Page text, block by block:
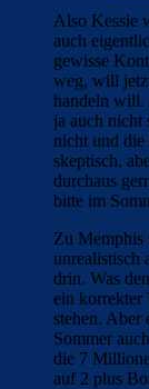
Also Kessie
auch
gewisse
weg, will
handeln will.
ja auch nicht
nicht und
skeptisch,
durchaus
bitte im
Zu Memphis
unrealistisch
drin. Was
ein korrekter
stehen. Aber
Sommer
die 7
auf 2 plus